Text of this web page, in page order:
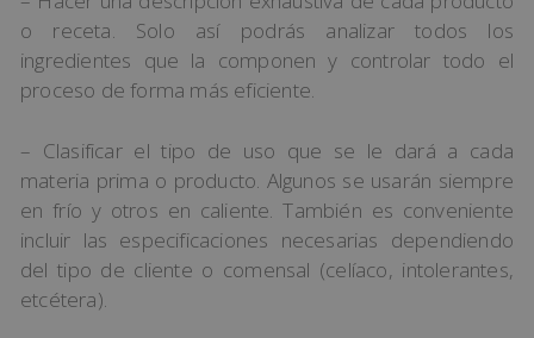
o receta. Solo así podrás analizar todos los
ingredientes que la componen y controlar todo el
proceso de forma más eficiente.
– Clasificar el tipo de uso que se le dará a cada
materia prima o producto. Algunos se usarán siempre
en frío y otros en caliente. También es conveniente
incluir las especificaciones necesarias dependiendo
del tipo de cliente o comensal (celíaco, intolerantes,
etcétera).